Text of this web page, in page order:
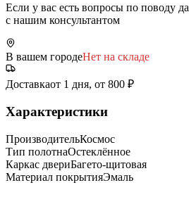
Если у вас есть вопросы по поводу
с нашим консультантом
В вашем городеНет на складе
Доставкаот 1 дня, от 800 ₽
Характеристики
ПроизводительКосмос
Тип полотнаОстеклённое
Каркас двериБагето-щитовая
Материал покрытияЭмаль